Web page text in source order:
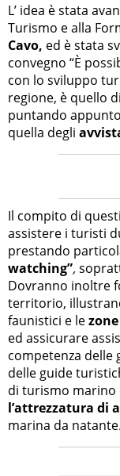
L’ idea è stata
Turismo e alla
Cavo, ed è stata
convegno “È
con lo sviluppo
regione, è quello
puntando
quella degli
Il compito di
assistere i turisti
prestando
watching”,
Dovranno inoltre
territorio,
faunistici e le
ed assicurare
competenza delle
delle guide
di turismo marino
l’attrezzatura di
marina da natante.